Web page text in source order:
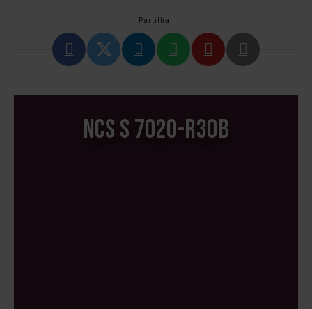
Partilhar
NCS S 7020-R30B